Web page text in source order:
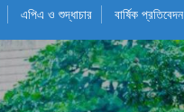
এপিএ ও শুদ্ধাচার বার্ষিক প্রতিবেদন